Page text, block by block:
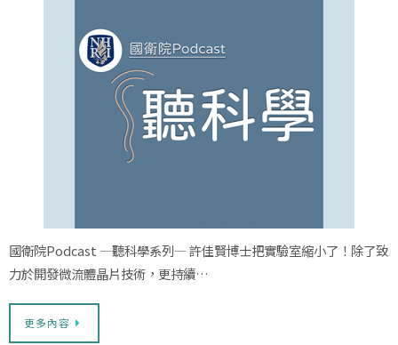
國衛院Podcast —聽科學系列— 許佳賢博士把實驗室縮小了！除了致
力於開發微流體晶片技術，更持續…
更多內容